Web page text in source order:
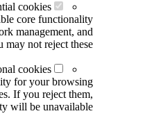
cookies
core functionality
management, and
may not reject these.
cookies
for your browsing
If you reject them,
will be unavailable.